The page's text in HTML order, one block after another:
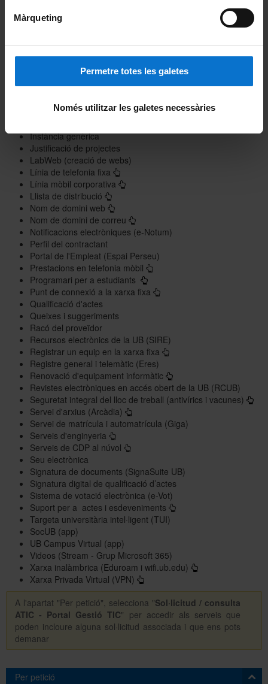
Màrqueting
Permetre totes les galetes
Només utilitzar les galetes necessàries
A l'apartat "Per petició", selecciona "Sol·licitud / consulta
ATIC - Portal Gestió TIC" per accedir als serveis que
poden incloure alguna sol·licitud associada i que ens pots
demanar
Per petició
Gestió de recursos academicodocents (Gr@d)
Gravació i difusió d'esdeveniments (Mediateca)
Hostatgeria web
Instal·lació d'impressores
Instància genèrica
Justificació de projectes
LabWeb (creació de webs)
Línia de telefonia fixa
Línia mòbil corporativa
Llista de distribució
Nom de domini web
Nom de domini de correu
Notificacions electròniques (e-Notum)
Perfil del contractant
Portal de l'Empleat (Espai Perseu)
Prestacions en telefonia mòbil
Programari per a estudiants
Punt de connexió a la xarxa fixa
Qualificació d'actes
Queixes i suggeriments
Racó del proveïdor
Recursos electrònics de la UB (SIRE)
Registrar un equip en la xarxa fixa
Registre general i telemàtic (Eres)
Renovació d'equipament informàtic
Revistes electròniques en accés obert de la UB (RCUB)
Seguretat integral del lloc de treball (antivírics i vacunes)
Servei d'arxius (Arcàdia)
Servei de matrícula i automatrícula (Giga)
Serveis d'enginyeria
Serveis de CDP al núvol
Seu electrònica
Signatura de documents (SignaSuite UB)
Signatura digital de qualificació d’actes
Sistema de votació electrònica (e-Vot)
Suport per a actes i esdeveniments
Targeta universitària intel·ligent (TUI)
SocUB (app)
UB Campus Virtual (app)
Videos (Stream - Grup Microsoft 365)
Xarxa inalàmbrica (Eduroam i wifi.ub.edu)
Xarxa Privada Virtual (VPN)